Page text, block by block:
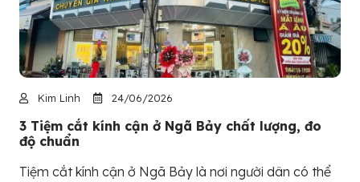
Kim Linh 24/06/2026
3 Tiệm cắt kính cận ở Ngã Bảy chất lượng, đo
độ chuẩn
Tiệm cắt kính cận ở Ngã Bảy là nơi người dân có thể